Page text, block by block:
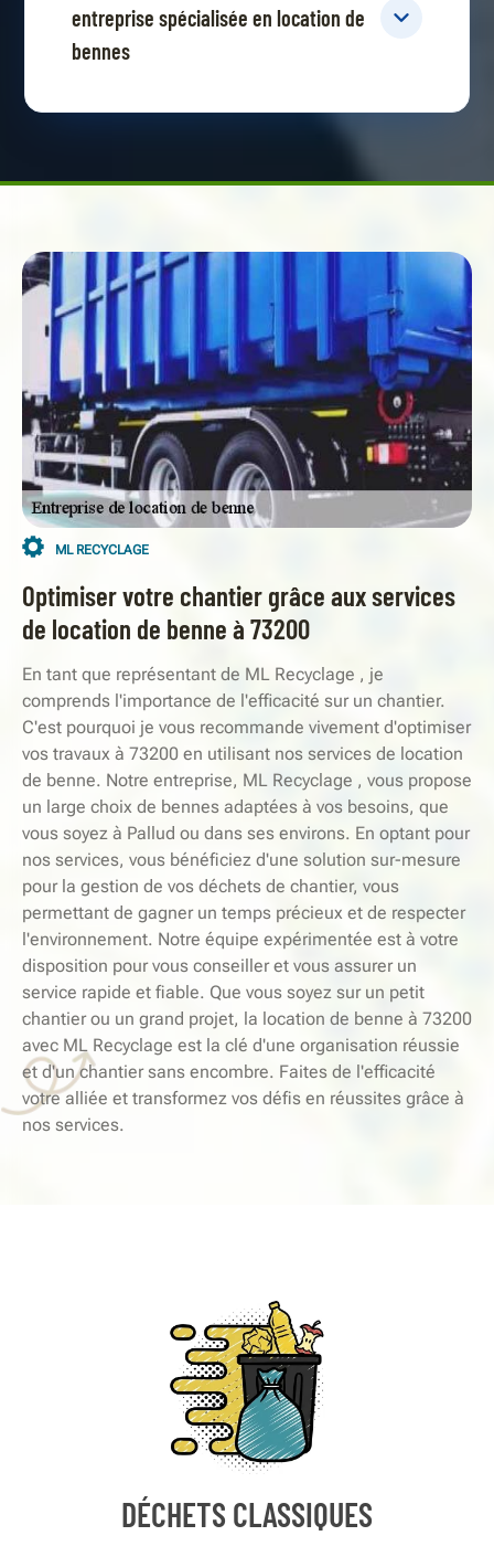
entreprise spécialisée en location de
bennes
ML RECYCLAGE
Optimiser votre chantier grâce aux services
de location de benne à 73200
En tant que représentant de ML Recyclage , je
comprends l'importance de l'efficacité sur un chantier.
C'est pourquoi je vous recommande vivement d'optimiser
vos travaux à 73200 en utilisant nos services de location
de benne. Notre entreprise, ML Recyclage , vous propose
un large choix de bennes adaptées à vos besoins, que
vous soyez à Pallud ou dans ses environs. En optant pour
nos services, vous bénéficiez d'une solution sur-mesure
pour la gestion de vos déchets de chantier, vous
permettant de gagner un temps précieux et de respecter
l'environnement. Notre équipe expérimentée est à votre
disposition pour vous conseiller et vous assurer un
service rapide et fiable. Que vous soyez sur un petit
chantier ou un grand projet, la location de benne à 73200
avec ML Recyclage est la clé d'une organisation réussie
et d'un chantier sans encombre. Faites de l'efficacité
votre alliée et transformez vos défis en réussites grâce à
nos services.
DÉCHETS CLASSIQUES